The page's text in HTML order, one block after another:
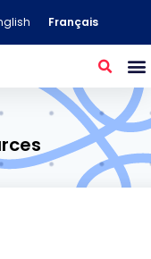
Français